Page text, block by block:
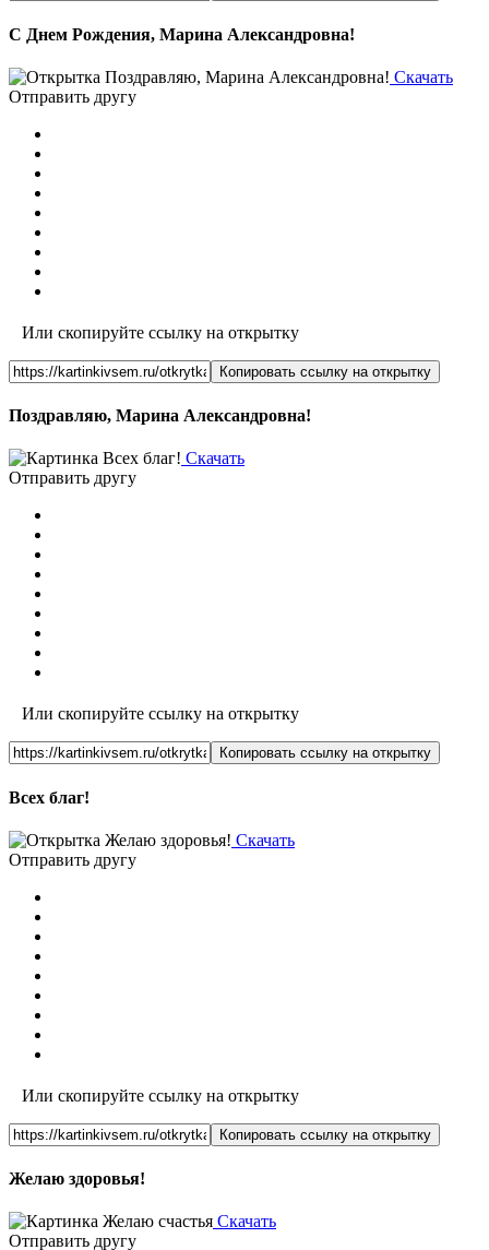
С Днем Рождения, Марина Александровна!
Скачать
Отправить другу
Или скопируйте ссылку на открытку
Копировать ссылку на открытку
Поздравляю, Марина Александровна!
Скачать
Отправить другу
Или скопируйте ссылку на открытку
Копировать ссылку на открытку
Всех благ!
Скачать
Отправить другу
Или скопируйте ссылку на открытку
Копировать ссылку на открытку
Желаю здоровья!
Скачать
Отправить другу